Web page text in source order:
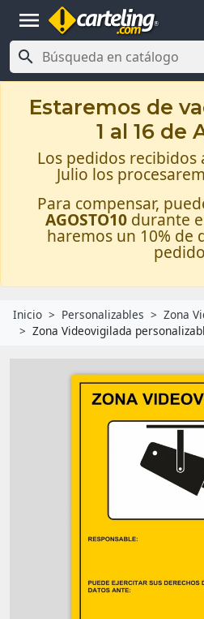
menu

Estaremos de
1 al 16 de
Los pedidos
Julio los
Para compensar,
AGOSTO10 durante
haremos un 10% de
Inicio Personalizables
Zona
Zona Videovigilada